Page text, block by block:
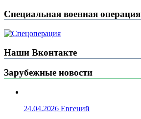
Специальная военная операция
Наши Вконтакте
Зарубежные новости
24.04.2026 Евгений